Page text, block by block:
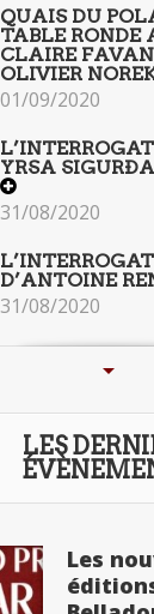
QUAIS DU
TABLE RONDE
CLAIRE
OLIVIER
01/09/2020
YRSA
31/08/2020
D’ANTOINE
31/08/2020
LES
Les